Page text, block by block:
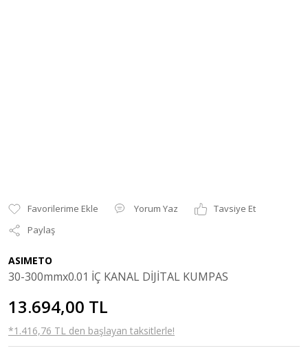
Yorum Yaz
Tavsiye Et
Paylaş
ASIMETO
30-300mmx0.01 İÇ KANAL DİJİTAL KUMPAS
13.694,00 TL
*1.416,76 TL den başlayan taksitlerle!